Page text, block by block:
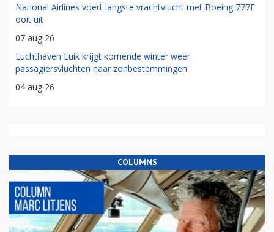
National Airlines voert langste vrachtvlucht met Boeing 777F
ooit uit
07 aug 26
Luchthaven Luik krijgt komende winter weer
passagiersvluchten naar zonbestemmingen
04 aug 26
COLUMNS